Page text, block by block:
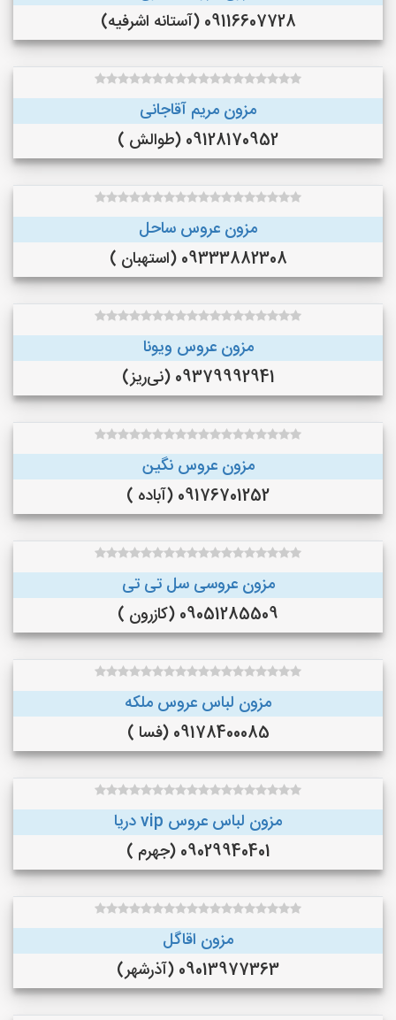
09116607728 (آستانه اشرفیه)
مزون مریم آقاجانی
09128170952 (طوالش )
مزون عروس ساحل
09333882308 (استهبان )
مزون عروس ویونا
09379992941 (نی‌ریز)
مزون عروس نگین
09176701252 (آباده )
مزون عروسی سل تی تی
09051285509 (کازرون )
مزون لباس عروس ملکه
09178400085 (فسا )
مزون لباس عروس vip دریا
09029940401 (جهرم )
مزون اقاگل
09013977363 (آذرشهر)